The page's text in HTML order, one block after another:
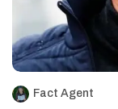
Fact Agent